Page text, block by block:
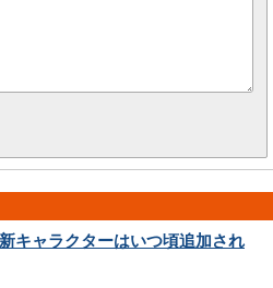
キャラクターはいつ頃追加され